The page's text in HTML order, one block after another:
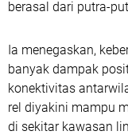
berasal dari putra-
Ia menegaskan,
banyak dampak
konektivitas
rel diyakini mampu
di sekitar kawasan